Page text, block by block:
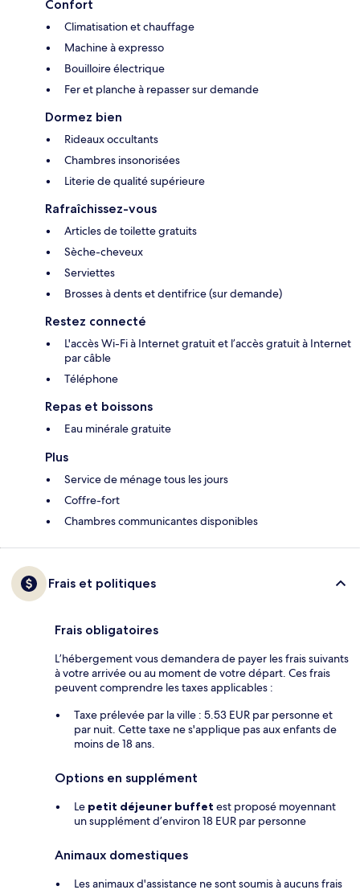
Confort
Climatisation et chauffage
Machine à expresso
Bouilloire électrique
Fer et planche à repasser sur demande
Dormez bien
Rideaux occultants
Chambres insonorisées
Literie de qualité supérieure
Rafraîchissez-vous
Articles de toilette gratuits
Sèche-cheveux
Serviettes
Brosses à dents et dentifrice (sur demande)
Restez connecté
L'accès Wi-Fi à Internet gratuit et l’accès gratuit à Internet
par câble
Téléphone
Repas et boissons
Eau minérale gratuite
Plus
Service de ménage tous les jours
Coffre-fort
Chambres communicantes disponibles
Frais et politiques
Frais obligatoires
L’hébergement vous demandera de payer les frais suivants
à votre arrivée ou au moment de votre départ. Ces frais
peuvent comprendre les taxes applicables :
Taxe prélevée par la ville : 5.53 EUR par personne et
par nuit. Cette taxe ne s'applique pas aux enfants de
moins de 18 ans.
Options en supplément
Le petit déjeuner buffet est proposé moyennant
un supplément d’environ 18 EUR par personne
Animaux domestiques
Les animaux d'assistance ne sont soumis à aucuns frais